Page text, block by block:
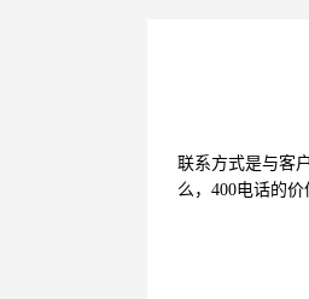
联系方式是与客
么，400电话的